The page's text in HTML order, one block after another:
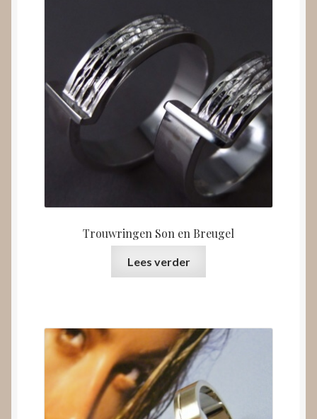
Trouwringen Son en Breugel
Lees verder